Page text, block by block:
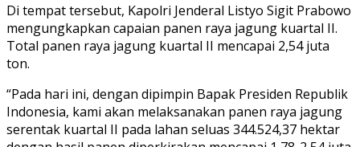
Di tempat tersebut, Kapolri Jenderal Listyo Sigit Prabowo
mengungkapkan capaian panen raya jagung kuartal II.
Total panen raya jagung kuartal II mencapai 2,54 juta
ton.
“Pada hari ini, dengan dipimpin Bapak Presiden Republik
Indonesia, kami akan melaksanakan panen raya jagung
serentak kuartal II pada lahan seluas 344.524,37 hektar